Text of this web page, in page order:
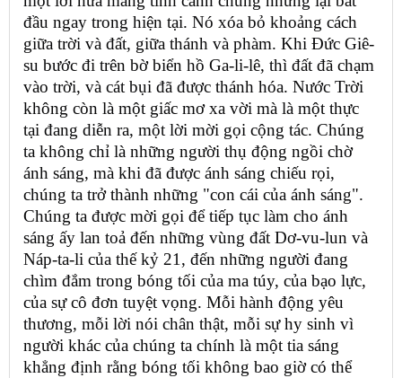
đầu ngay trong hiện tại. Nó xóa bỏ khoảng cách
giữa trời và đất, giữa thánh và phàm. Khi Đức Giê-
su bước đi trên bờ biển hồ Ga-li-lê, thì đất đã chạm
vào trời, và cát bụi đã được thánh hóa. Nước Trời
không còn là một giấc mơ xa vời mà là một thực
tại đang diễn ra, một lời mời gọi cộng tác. Chúng
ta không chỉ là những người thụ động ngồi chờ
ánh sáng, mà khi đã được ánh sáng chiếu rọi,
chúng ta trở thành những "con cái của ánh sáng".
Chúng ta được mời gọi để tiếp tục làm cho ánh
sáng ấy lan toả đến những vùng đất Dơ-vu-lun và
Náp-ta-li của thế kỷ 21, đến những người đang
chìm đắm trong bóng tối của ma túy, của bạo lực,
của sự cô đơn tuyệt vọng. Mỗi hành động yêu
thương, mỗi lời nói chân thật, mỗi sự hy sinh vì
người khác của chúng ta chính là một tia sáng
khẳng định rằng bóng tối không bao giờ có thể